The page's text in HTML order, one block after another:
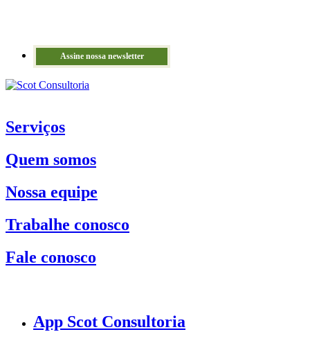
Assine nossa newsletter
Serviços
Quem somos
Nossa equipe
Trabalhe conosco
Fale conosco
App Scot Consultoria